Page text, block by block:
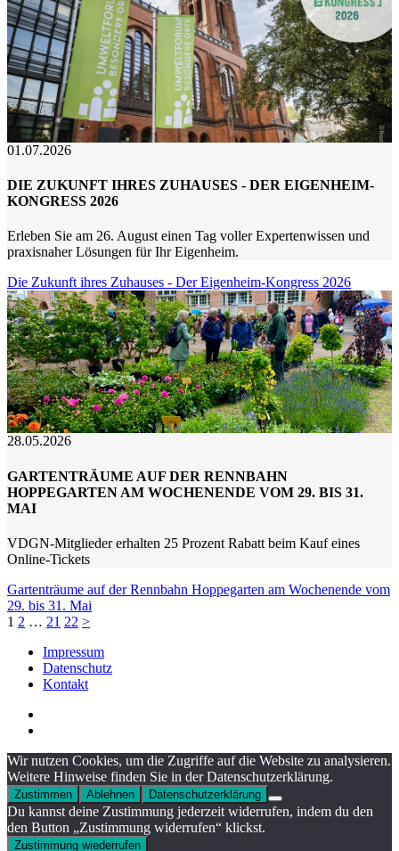
01.07.2026
DIE ZUKUNFT IHRES ZUHAUSES - DER EIGENHEIM-
KONGRESS 2026
Erleben Sie am 26. August einen Tag voller Expertenwissen und
praxisnaher Lösungen für Ihr Eigenheim.
Die Zukunft ihres Zuhauses - Der Eigenheim-Kongress 2026
28.05.2026
GARTENTRÄUME AUF DER RENNBAHN
HOPPEGARTEN AM WOCHENENDE VOM 29. BIS 31.
MAI
VDGN-Mitglieder erhalten 25 Prozent Rabatt beim Kauf eines
Online-Tickets
Gartenträume auf der Rennbahn Hoppegarten am Wochenende vom
29. bis 31. Mai
1 2 … 21 22 >
Impressum
Datenschutz
Kontakt
Wir nutzen Cookies, um die Zugriffe auf die Website zu analysieren.
Weitere Hinweise finden Sie in der Datenschutzerklärung.
Zustimmen Ablehnen Datenschutzerklärung
Du kannst deine Zustimmung jederzeit widerrufen, indem du den
den Button „Zustimmung widerrufen“ klickst.
Zustimmung wiederrufen